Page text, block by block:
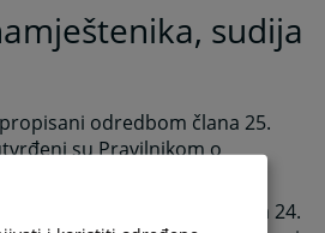
sudija
odredbom člana 25.
su Pravilnikom o
svako radno mjesto .
su odredbom člana 24.